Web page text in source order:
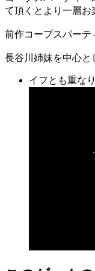
て頂くとより一層お
前作コープスパーテ
長谷川姉妹を中心と
イフとも重なり